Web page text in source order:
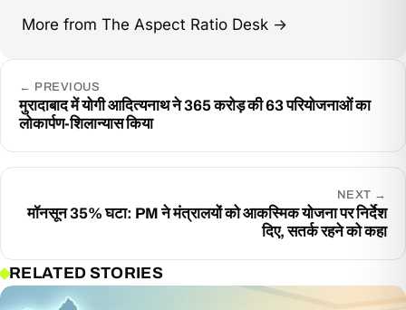
More from The Aspect Ratio Desk →
← PREVIOUS
मुरादाबाद में योगी आदित्यनाथ ने 365 करोड़ की 63 परियोजनाओं का
लोकार्पण-शिलान्यास किया
NEXT →
मॉनसून 35% घटा: PM ने मंत्रालयों को आकस्मिक योजना पर निर्देश
दिए, सतर्क रहने को कहा
RELATED STORIES